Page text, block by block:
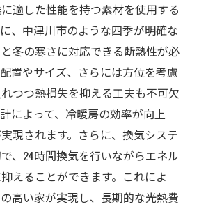
適した性能を持つ素材を使用する
、中津川市のような四季が明確な
冬の寒さに対応できる断熱性が必
置やサイズ、さらには方位を考慮
つつ熱損失を抑える工夫も不可欠
によって、冷暖房の効率が向上
現されます。さらに、換気システ
、24時間換気を行いながらエネル
えることができます。これによ
高い家が実現し、長期的な光熱費